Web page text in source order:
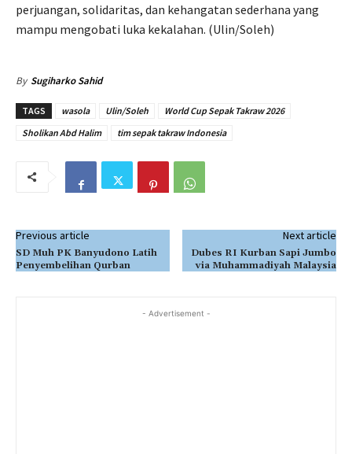
perjuangan, solidaritas, dan kehangatan sederhana yang
mampu mengobati luka kekalahan. (Ulin/Soleh)
By Sugiharko Sahid
TAGS wasola Ulin/Soleh
World Cup Sepak Takraw 2026
Sholikan Abd Halim
tim sepak takraw Indonesia
Previous article
SD Muh PK Banyudono Latih
Penyembelihan Qurban
Next article
Dubes RI Kurban Sapi Jumbo
via Muhammadiyah Malaysia
- Advertisement -